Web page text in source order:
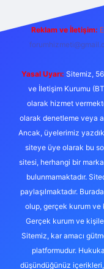
Reklam ve İletişim:
Yasal Uyarı: Sitemiz,
ve İletişim Kurumu
olarak hizmet
olarak denetleme veya
Ancak, üyelerimiz
siteye üye olarak bu
sitesi, herhangi bir
bulunmamaktadır.
paylaşılmaktadır.
olup, gerçek kurum ve
Gerçek kurum ve
Sitemiz, kar amacı
platformudur.
düşündüğünüz içerikleri,